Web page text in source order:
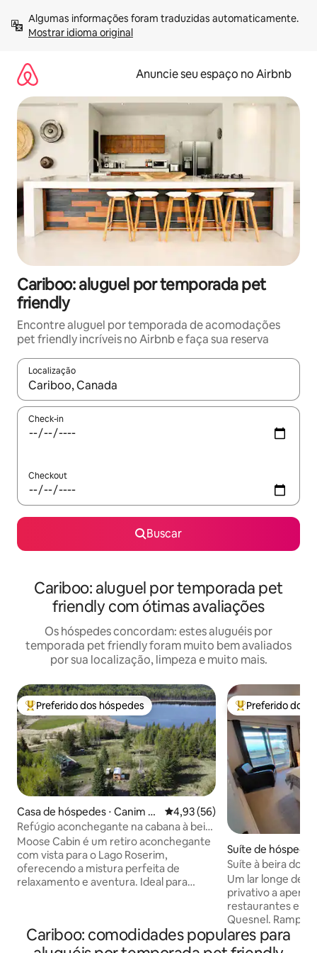
para
Mostrar idioma original
Anuncie seu espaço no Airbnb
Cariboo: aluguel por temporada pet
friendly
Encontre aluguel por temporada de acomodações
pet friendly incríveis no Airbnb e faça sua reserva
Localização
Quando os resultados estiverem disponíveis, explore-os
Check-in
Checkout
Buscar
Cariboo: aluguel por temporada pet
friendly com ótimas avaliações
Os hóspedes concordam: estes aluguéis por
temporada pet friendly foram muito bem avaliados
por sua localização, limpeza e muito mais.
Entre os melhores preferidos dos hóspedes
Preferido dos hóspedes
Casa de hóspedes ⋅ Canim La
ke
4,93 de uma avaliação média
4,93 (56)
Refúgio aconchegante na cabana à beira
do lago com WHOKA
Moose Cabin é um retiro aconchegante
com vista para o Lago Roserim,
oferecendo a mistura perfeita de
relaxamento e aventura. Ideal para
muitas trilhas de snowmobile. Situados
numa fazenda em funcionamento com
Entre os
Preferido dos
Suíte de
lSuíte à beira do
Um lar longe de
privativo a
restaurantes e a
Quesnel. Rampa
barcos nas
doca disponível
Cariboo: comodidades populares para